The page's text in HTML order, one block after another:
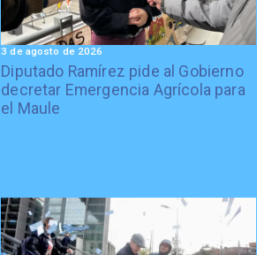
Diputado Ramírez pide al Gobierno
decretar Emergencia Agrícola para
el Maule
3 de agosto de 2026